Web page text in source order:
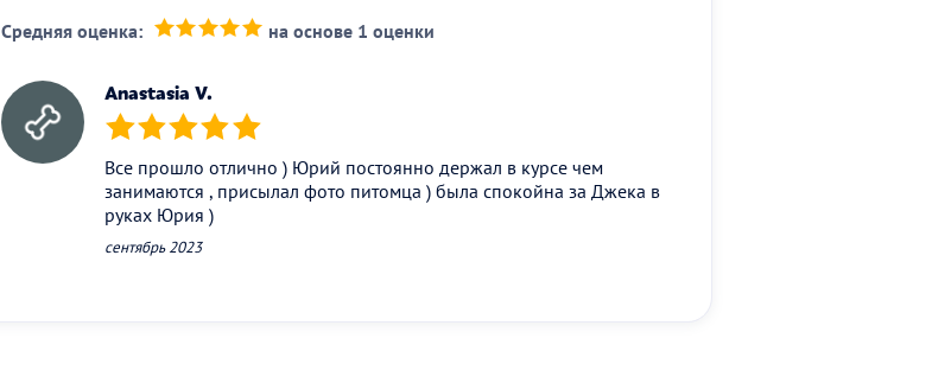
Средняя оценка: на основе 1 оценки
Anastasia V.
(*) (*) (*) (*) (*)
Все прошло отлично ) Юрий постоянно держал в курсе чем
занимаются , присылал фото питомца ) была спокойна за Джека в
руках Юрия )
сентябрь 2023